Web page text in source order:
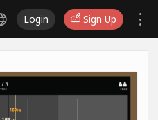
Login Sign Up